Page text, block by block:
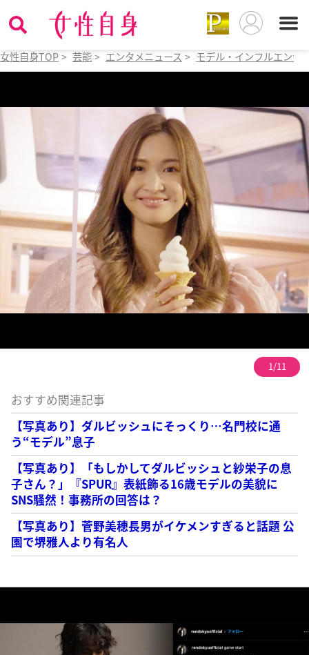
女性自身TOP > 芸能 > エンタメニュース > モデル・インフルエンサ
1/11
おすすめ関連記事
【写真あり】ダルビッシュにそっくり…名門校に通
う“モデル”息子
【写真あり】「もしかしてダルビッシュと紗栄子の息
子さん？」『SPUR』表紙飾る16歳モデルの美貌に
SNS騒然！事務所の回答は？
【写真あり】菅野美穂長男がイケメンすぎると話題 公
園で堺雅人より有名人